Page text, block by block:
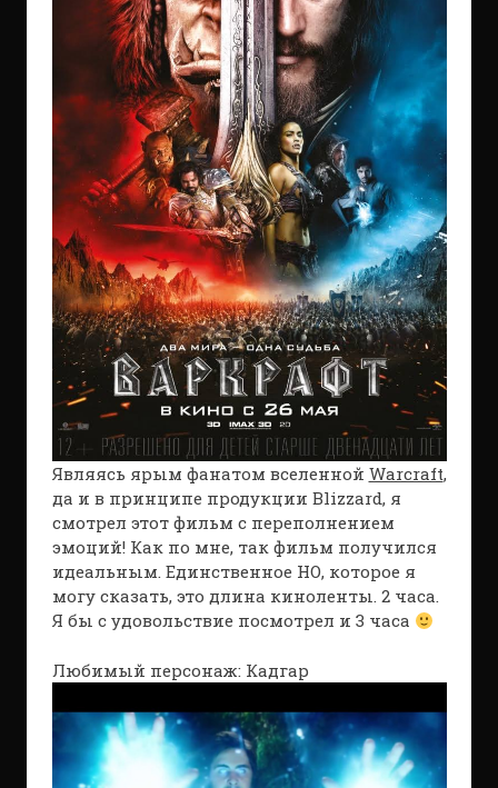
Являясь ярым фанатом вселенной Warcraft,
да и в принципе продукции Blizzard, я
смотрел этот фильм с переполнением
эмоций! Как по мне, так фильм получился
идеальным. Единственное НО, которое я
могу сказать, это длина киноленты. 2 часа.
Я бы с удовольствие посмотрел и 3 часа
Любимый персонаж: Кадгар